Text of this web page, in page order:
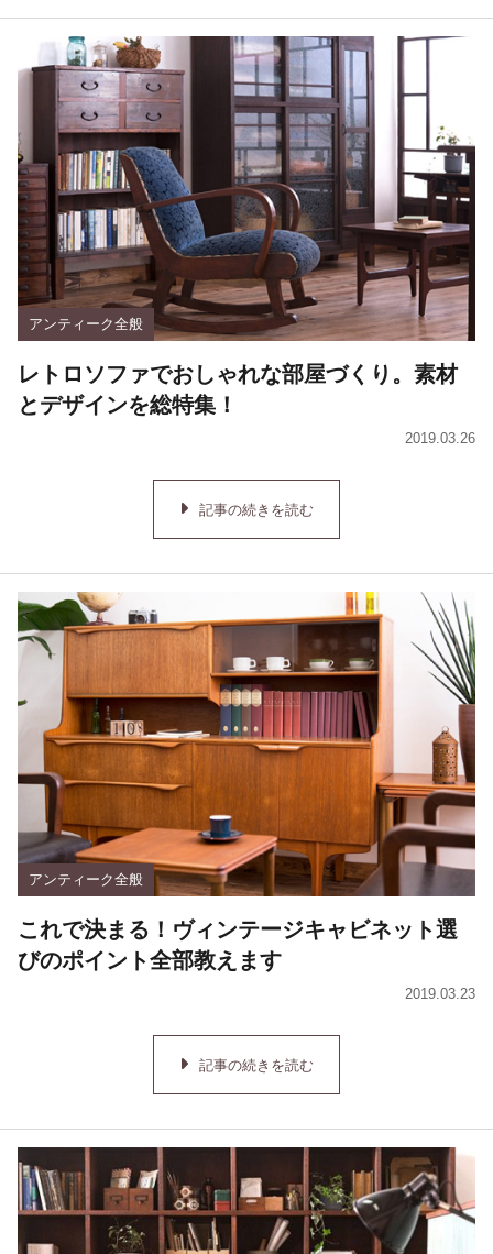
アンティーク全般
レトロソファでおしゃれな部屋づくり。素材
とデザインを総特集！
2019.03.26
記事の続きを読む
アンティーク全般
これで決まる！ヴィンテージキャビネット選
びのポイント全部教えます
2019.03.23
記事の続きを読む